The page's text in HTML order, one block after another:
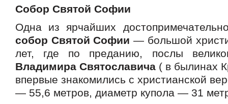
Собор Святой Софии
Одна из ярчайших
собор Святой Софии — большой
лет, где по преданию, послы
Владимира Святославича ( в былинах
впервые знакомились с христианской
— 55,6 метров, диаметр купола — 31